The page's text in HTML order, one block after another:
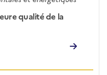
qualité de la